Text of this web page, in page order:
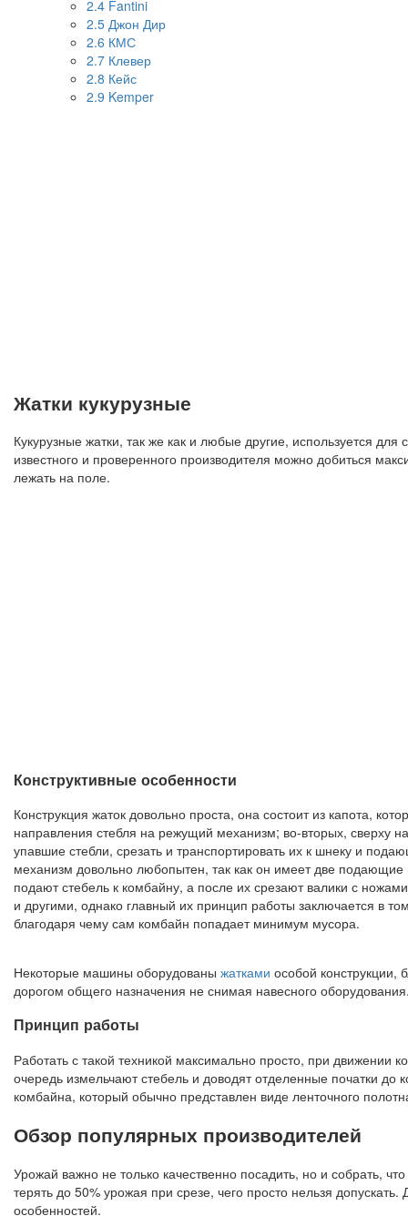
2.4 Fantini
2.5 Джон Дир
2.6 КМС
2.7 Клевер
2.8 Кейс
2.9 Kemper
Жатки кукурузные
Кукурузные жатки, так же как и любые другие, используется
известного и проверенного производителя можно добиться
лежать на поле.
Конструктивные особенности
Конструкция жаток довольно проста, она состоит из капота,
направления стебля на режущий механизм; во-вторых, сверху
упавшие стебли, срезать и транспортировать их к шнеку и
механизм довольно любопытен, так как он имеет две подающие
подают стебель к комбайну, а после их срезают валики с
и другими, однако главный их принцип работы заключается в
благодаря чему сам комбайн попадает минимум мусора.
Некоторые машины оборудованы жатками особой конструкции,
дорогом общего назначения не снимая навесного
Принцип работы
Работать с такой техникой максимально просто, при
очередь измельчают стебель и доводят отделенные початки
комбайна, который обычно представлен виде ленточного
Обзор популярных производителей
Урожай важно не только качественно посадить, но и собрать,
терять до 50% урожая при срезе, чего просто нельзя
особенностей.